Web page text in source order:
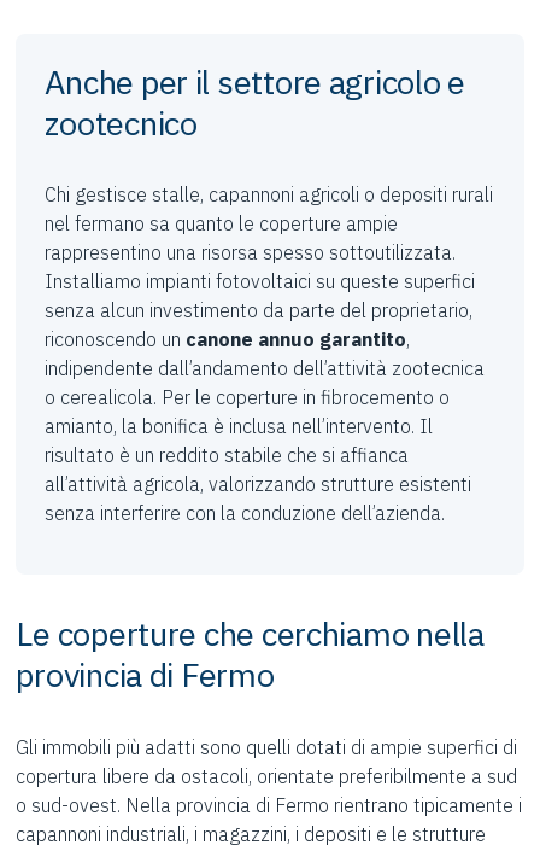
Anche per il settore agricolo e
zootecnico
Chi gestisce stalle, capannoni agricoli o depositi rurali
nel fermano sa quanto le coperture ampie
rappresentino una risorsa spesso sottoutilizzata.
Installiamo impianti fotovoltaici su queste superfici
senza alcun investimento da parte del proprietario,
riconoscendo un canone annuo garantito,
indipendente dall’andamento dell’attività zootecnica
o cerealicola. Per le coperture in fibrocemento o
amianto, la bonifica è inclusa nell’intervento. Il
risultato è un reddito stabile che si affianca
all’attività agricola, valorizzando strutture esistenti
senza interferire con la conduzione dell’azienda.
Le coperture che cerchiamo nella
provincia di Fermo
Gli immobili più adatti sono quelli dotati di ampie superfici di
copertura libere da ostacoli, orientate preferibilmente a sud
o sud-ovest. Nella provincia di Fermo rientrano tipicamente i
capannoni industriali, i magazzini, i depositi e le strutture